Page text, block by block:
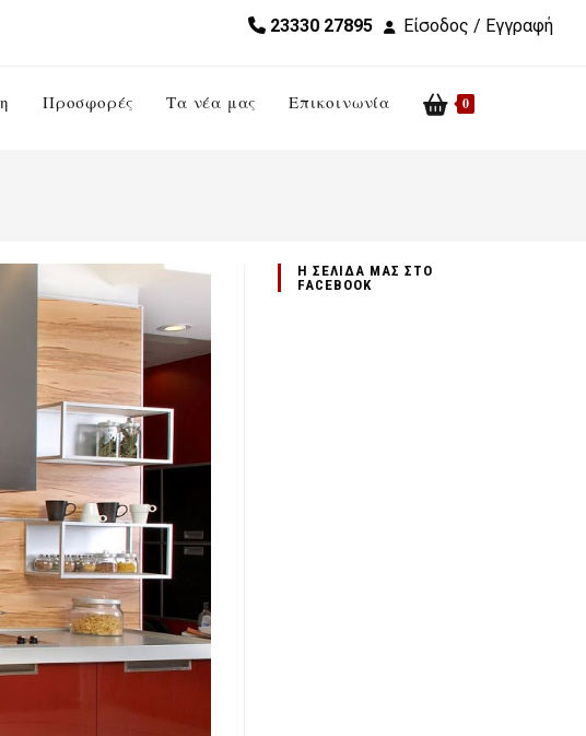
23330 27895 Είσοδος / Εγγραφή
Προσφορές Τα νέα μας Επικοινωνία 0
Η ΣΕΛΙΔΑ ΜΑΣ ΣΤΟ
FACEBOOK